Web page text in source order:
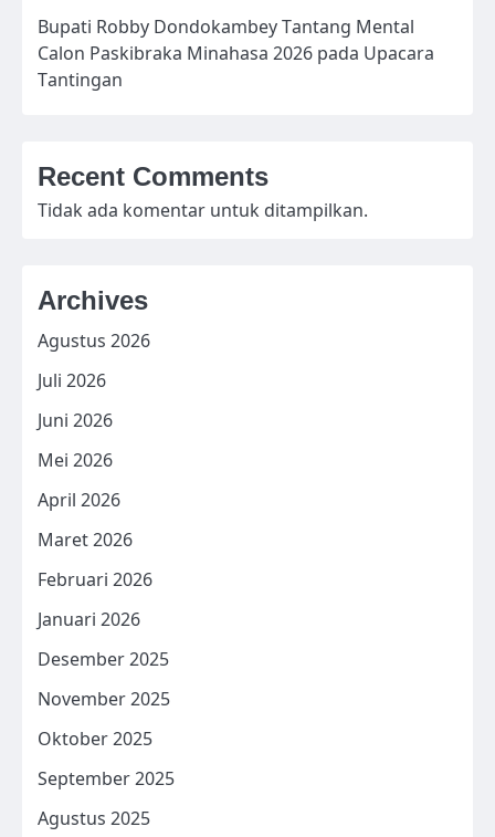
Bupati Robby Dondokambey Tantang Mental
Calon Paskibraka Minahasa 2026 pada Upacara
Tantingan
Recent Comments
Tidak ada komentar untuk ditampilkan.
Archives
Agustus 2026
Juli 2026
Juni 2026
Mei 2026
April 2026
Maret 2026
Februari 2026
Januari 2026
Desember 2025
November 2025
Oktober 2025
September 2025
Agustus 2025